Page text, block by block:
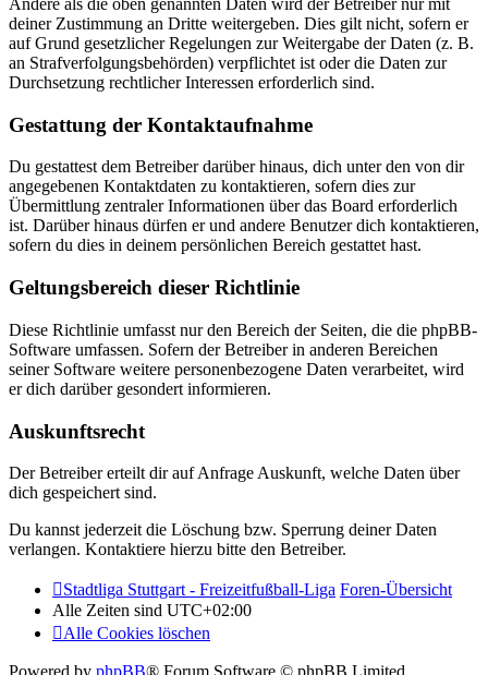
Andere als die oben genannten Daten wird der Betreiber nur mit
deiner Zustimmung an Dritte weitergeben. Dies gilt nicht, sofern er
auf Grund gesetzlicher Regelungen zur Weitergabe der Daten (z. B.
an Strafverfolgungsbehörden) verpflichtet ist oder die Daten zur
Durchsetzung rechtlicher Interessen erforderlich sind.
Gestattung der Kontaktaufnahme
Du gestattest dem Betreiber darüber hinaus, dich unter den von dir
angegebenen Kontaktdaten zu kontaktieren, sofern dies zur
Übermittlung zentraler Informationen über das Board erforderlich
ist. Darüber hinaus dürfen er und andere Benutzer dich kontaktieren,
sofern du dies in deinem persönlichen Bereich gestattet hast.
Geltungsbereich dieser Richtlinie
Diese Richtlinie umfasst nur den Bereich der Seiten, die die phpBB-
Software umfassen. Sofern der Betreiber in anderen Bereichen
seiner Software weitere personenbezogene Daten verarbeitet, wird
er dich darüber gesondert informieren.
Auskunftsrecht
Der Betreiber erteilt dir auf Anfrage Auskunft, welche Daten über
dich gespeichert sind.
Du kannst jederzeit die Löschung bzw. Sperrung deiner Daten
verlangen. Kontaktiere hierzu bitte den Betreiber.
Stadtliga Stuttgart - Freizeitfußball-Liga Foren-Übersicht
Alle Zeiten sind UTC+02:00
Alle Cookies löschen